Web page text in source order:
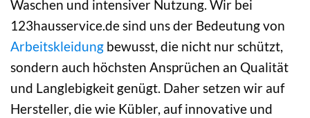
Waschen und intensiver Nutzung. Wir bei
123hausservice.de sind uns der Bedeutung von
Arbeitskleidung bewusst, die nicht nur schützt,
sondern auch höchsten Ansprüchen an Qualität
und Langlebigkeit genügt. Daher setzen wir auf
Hersteller, die wie Kübler, auf innovative und